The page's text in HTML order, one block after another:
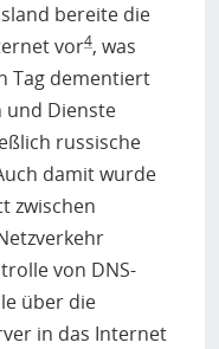
bereite die
vor4, was
Tag dementiert
und Dienste
russische
damit wurde
zwischen
von DNS-
über die
in das Internet